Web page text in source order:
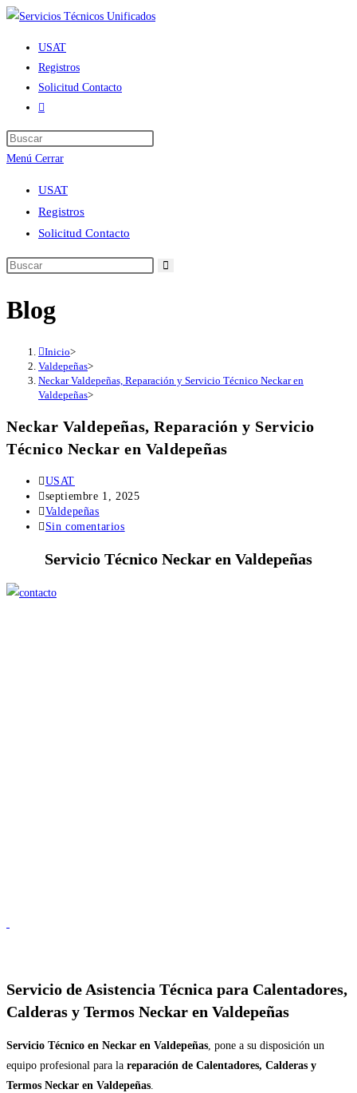
Ir
contenido
USAT
Registros
Solicitud Contacto
Alternar
de
la
web
Menú Cerrar
USAT
Registros
Solicitud Contacto
Blog
Inicio>
Valdepeñas>
Neckar Valdepeñas, Reparación y Servicio Técnico Neckar en
Valdepeñas>
Neckar Valdepeñas, Reparación y Servicio
Técnico Neckar en Valdepeñas
Autor
de
la
entrada:
USAT
Publicación
de
la
septiembre 1, 2025
Categoría
de
entrada:
Valdepeñas
Comentarios
la
Sin comentarios
Servicio Técnico Neckar en Valdepeñas
Servicio de Asistencia Técnica para Calentadores,
Calderas y Termos Neckar en Valdepeñas
Servicio Técnico en Neckar en Valdepeñas, pone a su disposición un
equipo profesional para la reparación de Calentadores, Calderas y
Termos Neckar en Valdepeñas.